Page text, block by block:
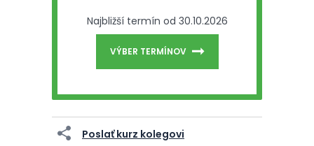
Najbližší termín od 30.10.2026
VÝBER TERMÍNOV
Poslať kurz kolegovi